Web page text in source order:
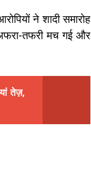
ने शादी समारोह
तफरी मच गई और
तेज़,